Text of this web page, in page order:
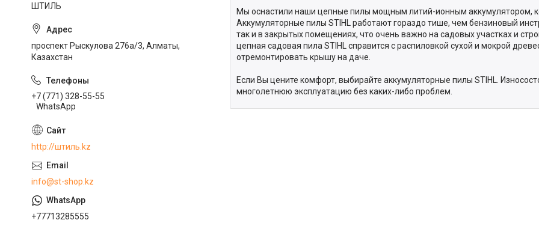
Мы оснастили наши цепные пилы мощным литий-ионным аккумулятором,
Аккумуляторные пилы STIHL работают гораздо тише, чем бензиновый
так и в закрытых помещениях, что очень важно на садовых участках и
цепная садовая пила STIHL справится с распиловкой сухой и мокрой
отремонтировать крышу на даче.
Если Вы цените комфорт, выбирайте аккумуляторные пилы STIHL.
многолетнюю эксплуатацию без каких-либо проблем.
ШТИЛЬ
проспект Рыскулова 276а/3, Алматы,
Казахстан
+7 (771) 328-55-55
WhatsApp
http://штиль.kz
info@st-shop.kz
+77713285555